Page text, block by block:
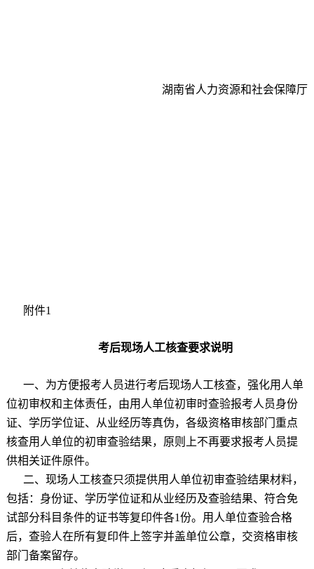
湖南省人力资源和社会保障厅
附件1
考后现场人工核查要求说明
一、为方便报考人员进行考后现场人工核查，强化用人单
位初审权和主体责任，由用人单位初审时查验报考人员身份
证、学历学位证、从业经历等真伪，各级资格审核部门重点
核查用人单位的初审查验结果，原则上不再要求报考人员提
供相关证件原件。
二、现场人工核查只须提供用人单位初审查验结果材料，
包括：身份证、学历学位证和从业经历及查验结果、符合免
试部分科目条件的证书等复印件各1份。用人单位查验合格
后，查验人在所有复印件上签字并盖单位公章，交资格审核
部门备案留存。